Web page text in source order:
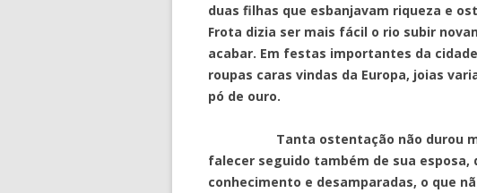
duas filhas que esbanjavam riqueza e
Frota dizia ser mais fácil o rio subir
acabar. Em festas importantes da
roupas caras vindas da Europa, joias
pó de ouro.
Tanta ostentação não durou
falecer seguido também de sua esposa,
conhecimento e desamparadas, o que